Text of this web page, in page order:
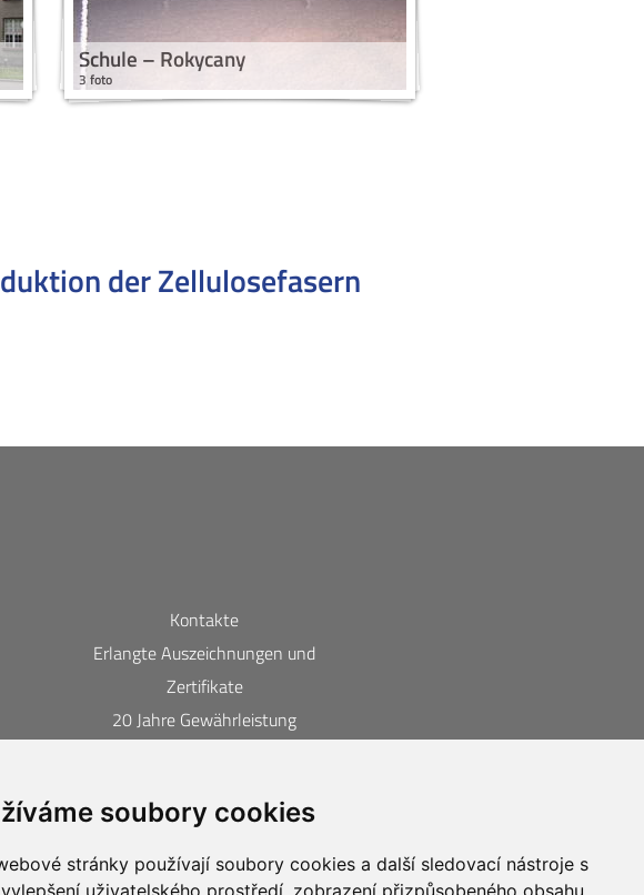
soubory cookies
stránky používají soubory cookies a další sledovací nástroje s
uživatelského prostředí, zobrazení přizpůsobeného obsahu
Schule – Rokycany
3 foto
der Zellulosefasern
Kontakte
Erlangte Auszeichnungen und
Zertifikate
20 Jahre Gewährleistung